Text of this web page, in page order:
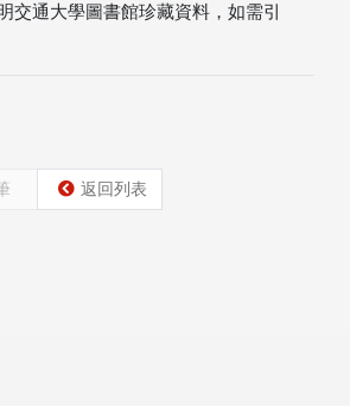
交通大學圖書館珍藏資料，如需引
返回列表